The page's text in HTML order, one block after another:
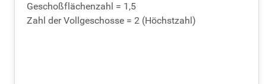
Geschoßflächenzahl = 1,5
Zahl der Vollgeschosse = 2 (Höchstzahl)